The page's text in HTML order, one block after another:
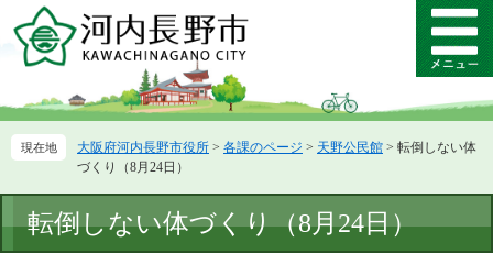
ー
先
ニ
を
て
メ
ニ
ー
大阪府河内長野市役所 > 各課のページ > 天野公民館 > 転倒しない体
づくり（8月24日）
文
転倒しない体づくり（8月24日）